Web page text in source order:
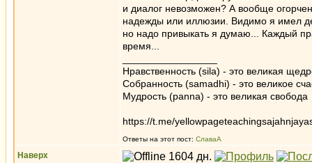
и диалог невозможен? А вообще
надежды или иллюзии. Видимо я имел
но надо привыкать я думаю... Каждый
время...
Нравственность (sila) - это великая
Собранность (samadhi) - это великое
Мудрость (panna) - это великая свобода
https://t.me/
Ответы на этот пост: СлаваА
Наверх